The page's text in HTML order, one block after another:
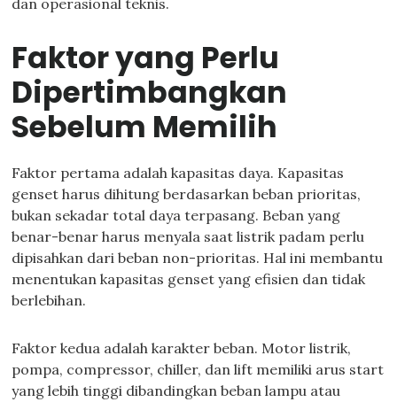
dan operasional teknis.
Faktor yang Perlu
Dipertimbangkan
Sebelum Memilih
Faktor pertama adalah kapasitas daya. Kapasitas
genset harus dihitung berdasarkan beban prioritas,
bukan sekadar total daya terpasang. Beban yang
benar-benar harus menyala saat listrik padam perlu
dipisahkan dari beban non-prioritas. Hal ini membantu
menentukan kapasitas genset yang efisien dan tidak
berlebihan.
Faktor kedua adalah karakter beban. Motor listrik,
pompa, compressor, chiller, dan lift memiliki arus start
yang lebih tinggi dibandingkan beban lampu atau